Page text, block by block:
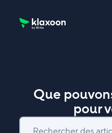
Que
pour